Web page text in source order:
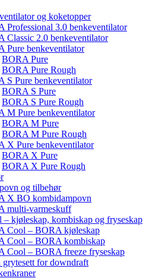
og koketopper
Professional 3.0 benkeventilator
Classic 2.0 benkeventilator
Pure benkeventilator
BORA Pure
BORA Pure Rough
S Pure benkeventilator
BORA S Pure
BORA S Pure Rough
M Pure benkeventilator
BORA M Pure
BORA M Pure Rough
X Pure benkeventilator
BORA X Pure
BORA X Pure Rough
og tilbehør
X BO kombidampovn
multi-varmeskuff
kjøleskap, kombiskap og fryseskap
Cool – BORA kjøleskap
Cool – BORA kombiskap
Cool – BORA freeze fryseskap
grytesett for downdraft